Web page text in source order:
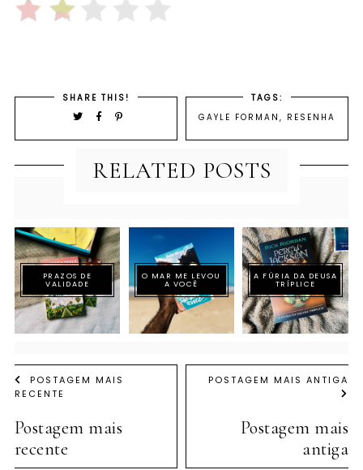
SHARE THIS!
TAGS:
GAYLE FORMAN , RESENHA
RELATED POSTS
PRAZOS DE
VALIDADE
O MAR ME LEVOU
A VOCÊ
A FÚRIA DA DEUSA
TRÍPLICE
POSTAGEM MAIS
RECENTE
Postagem mais
recente
POSTAGEM MAIS ANTIGA
Postagem mais
antiga